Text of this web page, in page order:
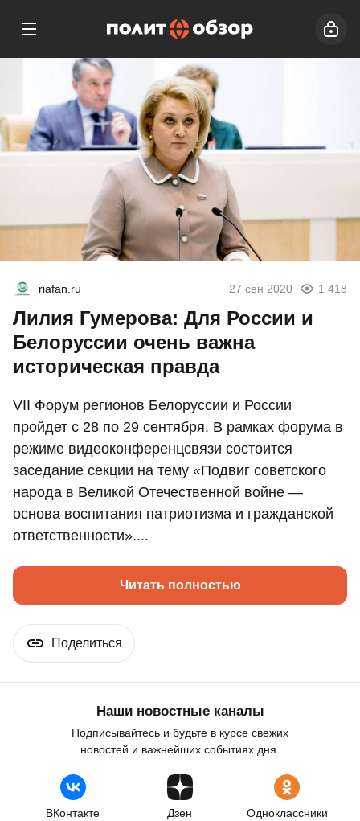
riafan.ru 27 сен 2020 1 418
Лилия Гумерова: Для России и
Белоруссии очень важна
историческая правда
VII Форум регионов Белоруссии и России
пройдет с 28 по 29 сентября. В рамках форума в
режиме видеоконференцсвязи состоится
заседание секции на тему «Подвиг советского
народа в Великой Отечественной войне —
основа воспитания патриотизма и гражданской
ответственности»....
Читать полностью
Поделиться
Наши новостные каналы
Подписывайтесь и будьте в курсе свежих
новостей и важнейших событиях дня.
ВКонтакте Дзен Одноклассники